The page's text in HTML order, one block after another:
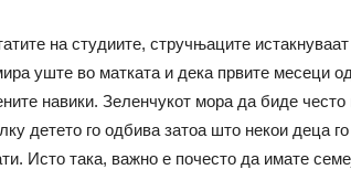
на студиите, стручњаците
уште во матката и дека првите месеци
навики. Зеленчукот мора да биде
детето го одбива затоа што некои деца
Исто така, важно е почесто да имате